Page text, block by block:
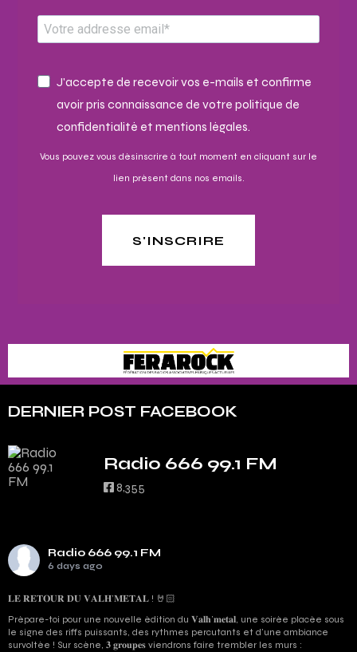
J'accepte de recevoir vos e-mails et confirme
avoir pris connaissance de votre politique de
confidentialité et mentions légales.
Vous pouvez vous désinscrire à tout moment en cliquant sur le
lien présent dans nos emails.
S'INSCRIRE
DERNIER POST FACEBOOK
Radio 666 99.1 FM
8,355
Radio 666 99.1 FM
6 days ago
𝐋𝐄 𝐑𝐄𝐓𝐎𝐔𝐑 𝐃𝐔 𝐕𝐀𝐋𝐇’𝐌𝐄𝐓𝐀𝐋 ! 🤘🏻
Prépare-toi pour une nouvelle édition du 𝐕𝐚𝐥𝐡’𝐦𝐞𝐭𝐚𝐥, une soirée placée sous
le signe des riffs puissants, des rythmes percutants et d'une ambiance
survoltée ! Sur scène, 𝟑 𝐠𝐫𝐨𝐮𝐩𝐞𝐬 viendrons faire trembler les murs :